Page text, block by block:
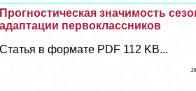
Прогностическая значимость
адаптации первоклассников
Статья в формате PDF 112 KB...